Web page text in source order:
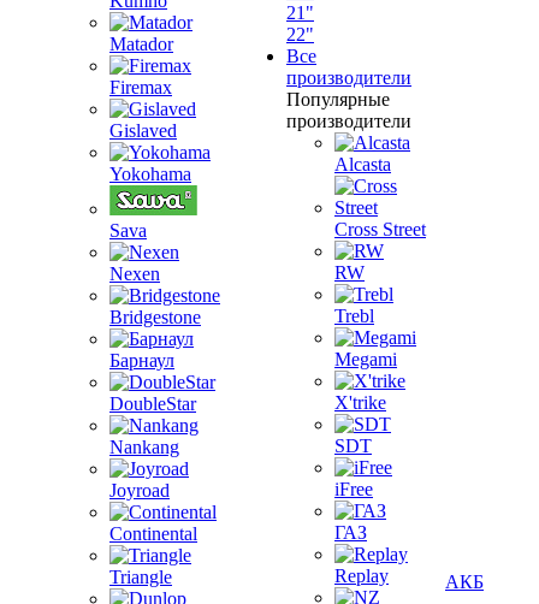
Matador
Firemax
Gislaved
Yokohama
Sava
Nexen
Bridgestone
Барнаул
DoubleStar
Nankang
Joyroad
Continental
Triangle
21"
22"
Все
производители
Популярные
производители
Alcasta
Cross Street
RW
Trebl
Megami
X'trike
SDT
iFree
ГАЗ
Replay АКБ